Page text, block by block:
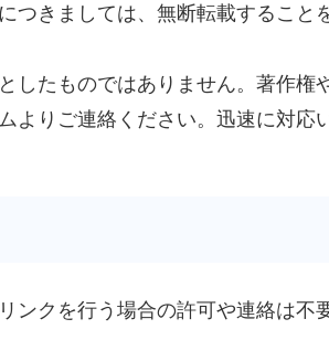
つきましては、無断転載すること
したものではありません。著作権
よりご連絡ください。迅速に対応
ンクを行う場合の許可や連絡は不